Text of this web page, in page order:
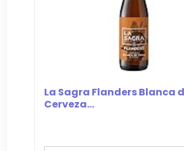
La Sagra Flanders Blanca
Cerveza...